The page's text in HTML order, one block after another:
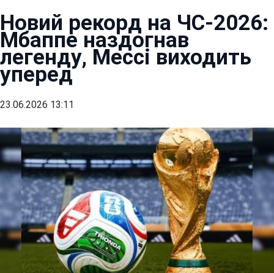
Новий рекорд на ЧС-2026:
Мбаппе наздогнав
легенду, Мессі виходить
уперед
23.06.2026 13:11